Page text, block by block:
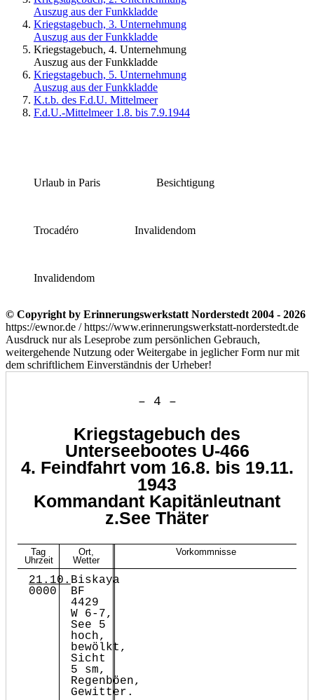
Auszug aus der Funkkladde
Kriegstagebuch, 3. Unternehmung
Auszug aus der Funkkladde
Kriegstagebuch, 4. Unternehmung
Auszug aus der Funkkladde
Kriegstagebuch, 5. Unternehmung
Auszug aus der Funkkladde
K.t.b. des F.d.U. Mittelmeer
F.d.U.-Mittelmeer 1.8. bis 7.9.1944
Urlaub in Paris Besichtigung
Trocadéro Invalidendom
Invalidendom
© Copyright by Erinnerungswerkstatt Norderstedt 2004 - 2026
https://ewnor.de / https://www.erinnerungswerkstatt-norderstedt.de
Ausdruck nur als Leseprobe zum persönlichen Gebrauch,
weitergehende Nutzung oder Weitergabe in jeglicher Form nur mit
dem schriftlichem Einverständnis der Urheber!
– 4 –
Kriegstagebuch des
Unterseebootes U-466
4. Feindfahrt vom 16.8. bis 19.11.
1943
Kommandant Kapitänleutnant
z.See Thäter
Tag
Uhrzeit
Ort,
Wetter
Vorkommnisse
21.10.
0000
Biskaya
BF
4429
W 6-7,
See 5
hoch,
bewölkt,
Sicht
5 sm,
Regenböen,
Gewitter.